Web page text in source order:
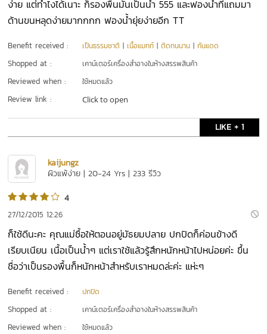
ง่าย แต่ทำไงได้เนาะ ก็รองพื้นมันเป็นน้ำ 555 และฟองน้ำที่แถมมา
ด้านขนหลุดง่ายมากกกก ฟองน้ำยุ่ยง่ายอีก TT
Benefit received : เป็นธรรมชาติ |เนื้อแมทท์ |ติดทนนาน |กันแดด
Shopped at : เคาน์เตอร์เครื่องสำอางในห้างสรรพสินค้า
Reviewed when : ใช้หมดแล้ว
Review link : Click to open
LIKE + 1
kaijungz
ผิวแพ้ง่าย | 20-24 Yrs | 233 รีวิว
4
27/12/2015 12:26
ก็ใช้ดีนะคะ คุณแม่ซื้อให้ตอนอยู่มัธยมปลาย ปกปิดก็ค่อนข้างดี
เรียบเนียน เนื้อเป็นน้ำๆ แต่เราใช้แล้วรู้สึกหนักหน้าไปหน่อยค่ะ ขึ้น
ชื่อว่าเป็นรองพื้นก็หนักหน้าสำหรับเราหมดล่ะค่ะ แห่ะๆ
Benefit received : ปกปิด
Shopped at : เคาน์เตอร์เครื่องสำอางในห้างสรรพสินค้า
Reviewed when : ใช้หมดแล้ว